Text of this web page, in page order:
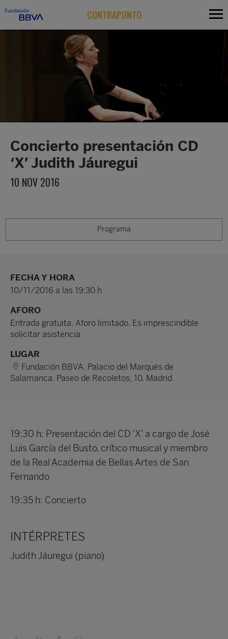
CONTRAPUNTO
Concierto presentación CD
‘X’ Judith Jáuregui
10 NOV 2016
Programa
FECHA Y HORA
10/11/2016 a las 19:30 h
AFORO
Entrada gratuita. Aforo limitado. Es imprescindible
solicitar asistencia
LUGAR
Fundación BBVA. Palacio del Marqués de
Salamanca. Paseo de Recoletos, 10. Madrid
19:30 h: Presentación del CD ‘X’ a cargo de José
Luis García del Busto, crítico musical y miembro
de la Real Academia de Bellas Artes de San
Fernando
19:35 h: Concierto
INTÉRPRETES
Judith Jáuregui (piano)